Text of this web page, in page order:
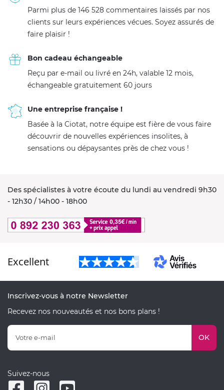
Parmi plus de 146 528 commentaires laissés par nos
clients sur leurs expériences vécues. Soyez assurés de
faire plaisir !
Bon cadeau échangeable
Reçu par e-mail ou livré en 24h, valable 12 mois,
échangeable gratuitement 60 jours
Une entreprise française !
Basée à la Ciotat, notre équipe est fière de vous faire
découvrir de nouvelles expériences insolites, à
sensations ou dépaysantes près de chez vous !
Des spécialistes à votre écoute du lundi au vendredi 9h30
- 12h30 / 14h00 - 18h00
Excellent
Inscrivez-vous à notre Newsletter
Recevez nos nouveautés et nos bons plans !
OK
Suivez-nous